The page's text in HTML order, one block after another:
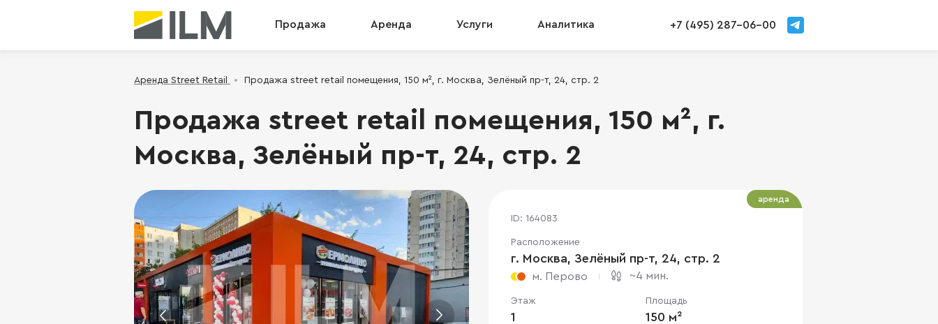
Продажа Аренда Услуги Аналитика +7 (495) 287-06-00
Аренда Street Retail Продажа street retail помещения, 150 м², г. Москва, Зелёный пр-т, 24, стр. 2
Продажа street retail помещения, 150 м², г.
Москва, Зелёный пр-т, 24, стр. 2
ID: 164083
Расположение
г. Москва, Зелёный пр-т, 24, стр. 2
м. Перово ~4 мин.
Этаж
1
Площадь
150 м²
аренда